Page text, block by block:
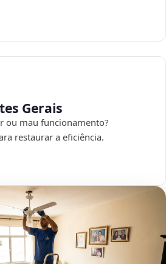
Gerais
ou mau funcionamento?
restaurar a eficiência.